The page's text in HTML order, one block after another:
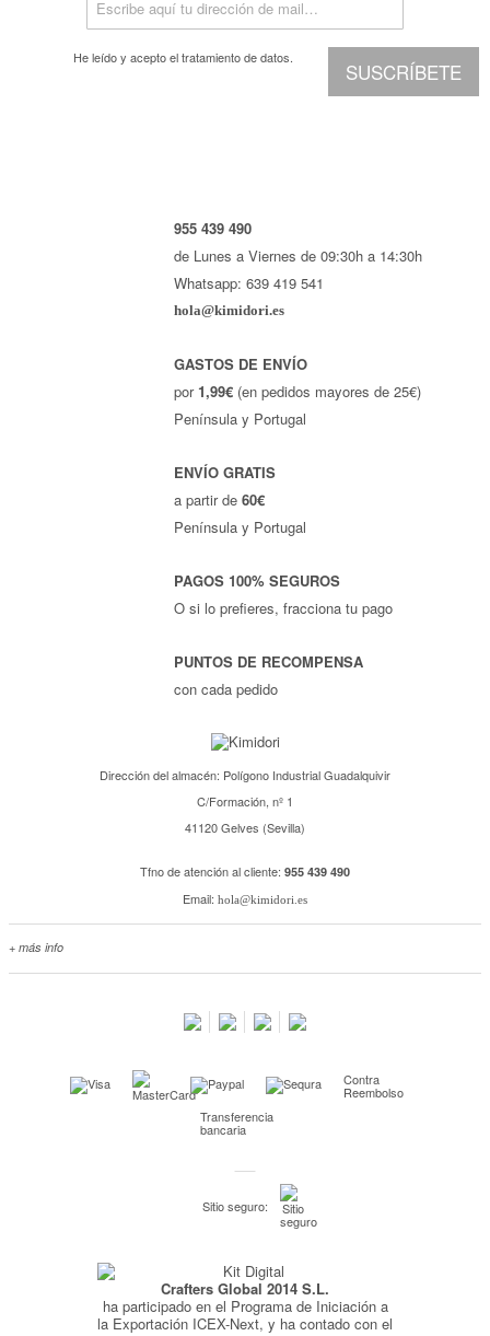
SUSCRÍBETE
He leído y acepto eltratamiento de datos.
955 439 490
de Lunes a Viernes de 09:30h a 14:30h
Whatsapp: 639 419 541
hola@kimidori.es
GASTOS DE ENVÍO
por 1,99€ (en pedidos mayores de 25€)
Península y Portugal
ENVÍO GRATIS
a partir de60€
Península y Portugal
PAGOS 100% SEGUROS
O si lo prefieres, fracciona tu pago
PUNTOS DE RECOMPENSA
con cada pedido
Dirección del almacén: Polígono Industrial Guadalquivir
C/Formación, nº 1
41120 Gelves (Sevilla)
Tfno de atención al cliente: 955 439 490
Email: hola@kimidori.es
+ más info
Kimidori PRINT, nuestro servicio de impresión de fotos
Pago seguro y financiación
Condiciones generales de Compra
Contra
Reembolso
Transferencia
bancaria
Sitio seguro:
Crafters Global 2014 S.L.
ha participado en el Programa de Iniciación a
la Exportación ICEX-Next, y ha contado con el